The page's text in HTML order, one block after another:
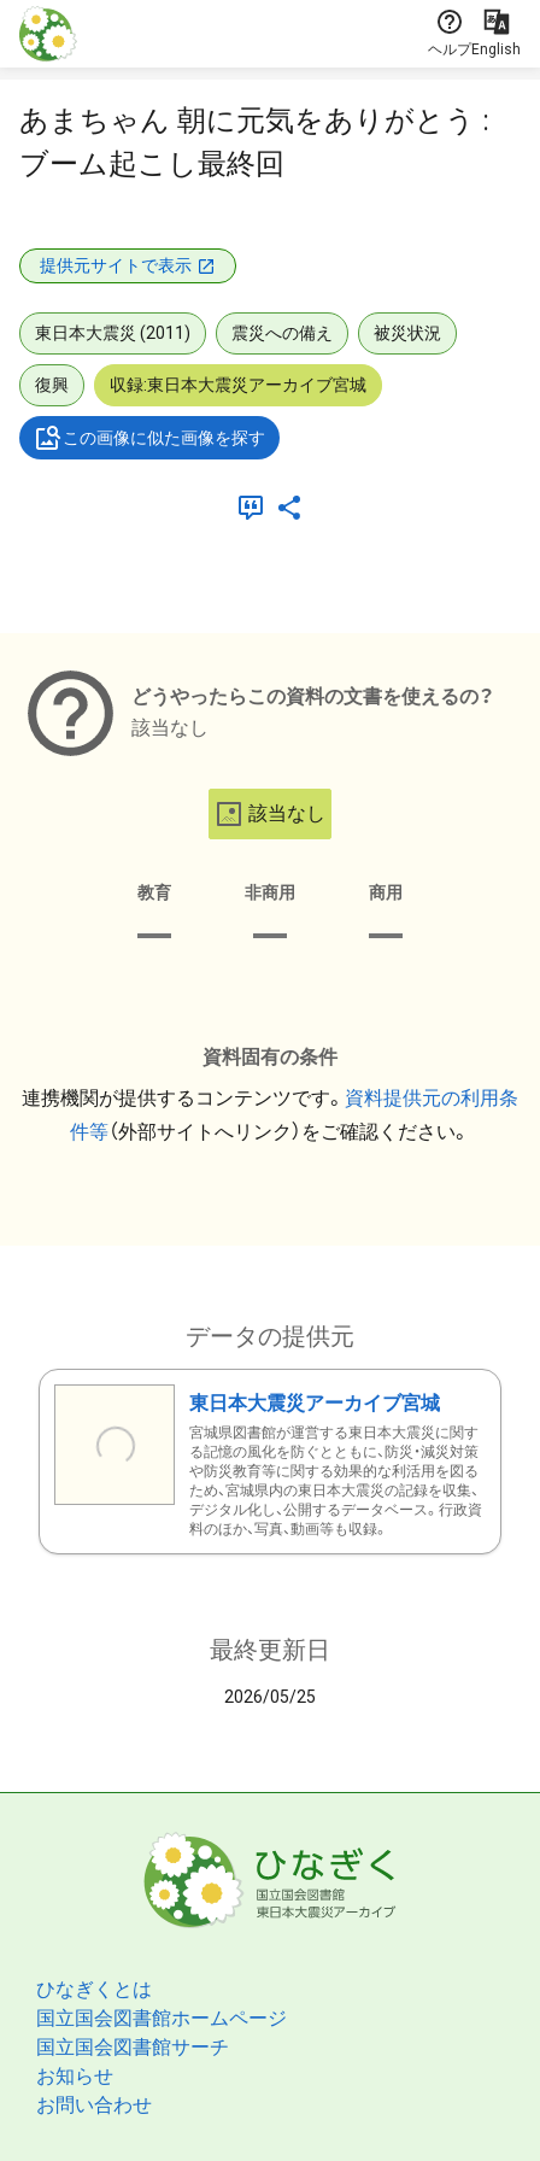
本文に飛ぶ
ヘルプEnglish
あまちゃん 朝に元気をありがとう :
ブーム起こし最終回
提供元サイトで表示
東日本大震災 (2011) 震災への備え 被災状況
復興 収録:東日本大震災アーカイブ宮城
この画像に似た画像を探す
どうやったらこの資料の文書を使えるの？
該当なし
該当なし
教育 非商用 商用
資料固有の条件
連携機関が提供するコンテンツです。 資料提供元の利用条
件等（外部サイトへリンク）をご確認ください。
データの提供元
東日本大震災アーカイブ宮城
宮城県図書館が運営する東日本大震災に関す
る記憶の風化を防ぐとともに、防災・減災対策
や防災教育等に関する効果的な利活用を図る
ため、宮城県内の東日本大震災の記録を収集、
デジタル化し、公開するデータベース。行政資
料のほか、写真、動画等も収録。
最終更新日
2026/05/25
ひなぎくとは
国立国会図書館ホームページ
国立国会図書館サーチ
お知らせ
お問い合わせ